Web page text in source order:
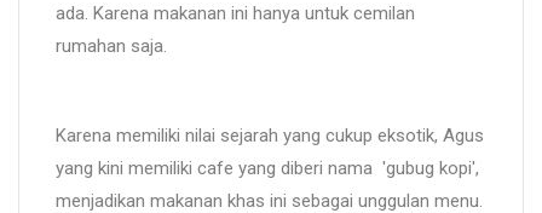
ada. Karena makanan ini hanya untuk cemilan
rumahan saja.
Karena memiliki nilai sejarah yang cukup eksotik, Agus
yang kini memiliki cafe yang diberi nama 'gubug kopi',
menjadikan makanan khas ini sebagai unggulan menu.